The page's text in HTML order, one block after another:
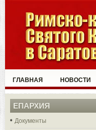
ГЛАВНАЯ НОВОСТИ
ЕПАРХИЯ
Документы